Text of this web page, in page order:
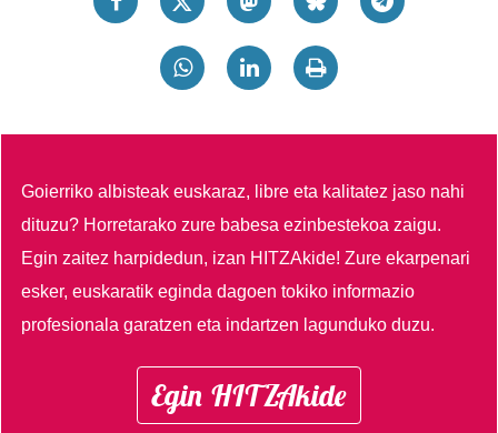
Goierriko albisteak euskaraz, libre eta kalitatez jaso nahi
dituzu? Horretarako zure babesa ezinbestekoa zaigu.
Egin zaitez harpidedun, izan HITZAkide!Zure ekarpenari
esker, euskaratik eginda dagoen tokiko informazio
profesionala garatzen eta indartzen lagunduko duzu.
Egin HITZAkide